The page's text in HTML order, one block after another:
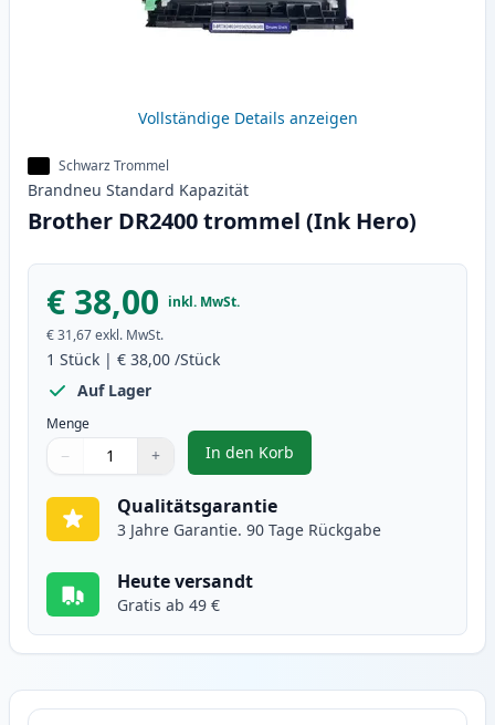
Vollständige Details anzeigen
Schwarz Trommel
Brandneu Standard Kapazität
Brother DR2400 trommel (Ink Hero)
€ 38,00 inkl. MwSt.
€ 31,67exkl. MwSt.
1 Stück | € 38,00 /Stück
Auf Lager
Menge
Verwenden Sie die Tasten, um anzupassen
− +
1
In den Korb
, Brother DR2400 trommel (Ink
Qualitätsgarantie
3 Jahre Garantie. 90 Tage Rückgabe
Heute versandt
Gratis ab 49 €